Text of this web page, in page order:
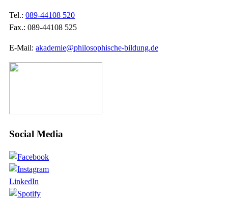
Tel.: 089-44108 520
Fax.: 089-44108 525
E-Mail: akademie@philosophische-bildung.de
Social Media
LinkedIn